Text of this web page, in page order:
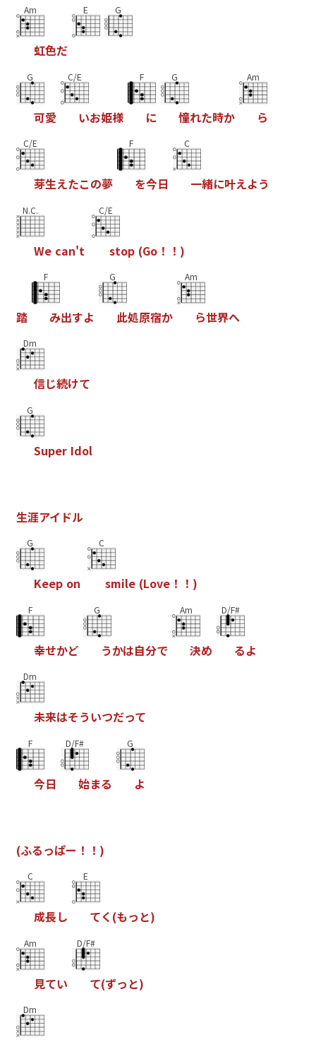
Am
虹色だ
E G
G
可愛
C/E
いお姫様
F
に
G
憧れた時か
Am
ら
C/E
芽生えたこの夢
F
を今日
C
一緒に叶えよう
N.C.
We can't
C/E
stop (Go！ ！ )
踏
F
み出すよ
G
此処原宿か
Am
ら世界へ
Dm
信じ続けて
G
Super Idol
生涯アイ ドル
G
Keep on
C
smile (Love！ ！ )
F
幸せかど
G
うかは自分で
Am
決め
D/F#
るよ
Dm
未来はそういつだって
F
今日
D/F#
始まる
G
よ
(ふるっぱー ！ ！ )
C
成長し
E
てく (もっ と)
Am
見てい
D/F#
て(ずっ と)
Dm